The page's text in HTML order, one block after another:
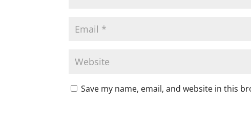
Save my name, email, and website in this